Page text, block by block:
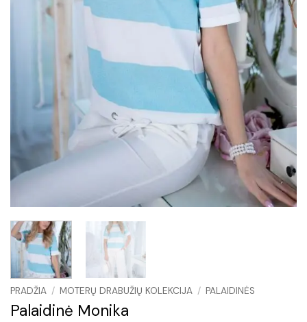
PRADŽIA / MOTERŲ DRABUŽIŲ KOLEKCIJA / PALAIDINĖS
Palaidinė Monika